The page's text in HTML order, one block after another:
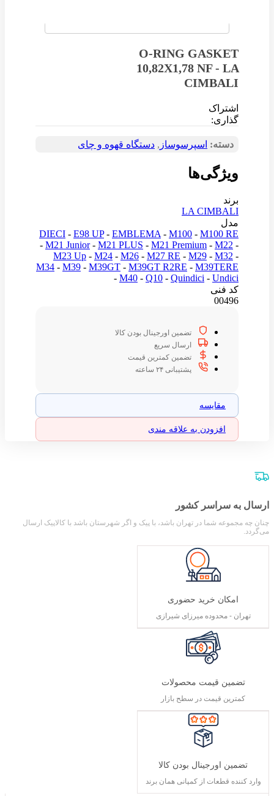
O-RING GASKET
10,82X1,78 NF - LA
CIMBALI
اشتراک
گذاری:
دسته: اسپرسوساز , دستگاه قهوه و چای
ویژگی‌ها
برند
LA CIMBALI
مدل
DIECI - E98 UP- EMBLEMA - M100 - M100 RE
- M21 Junior- M21 PLUS - M21 Premium - M22 -
M23 Up - M24 - M26 - M27 RE - M29 - M32 -
M34 - M39 - M39GT - M39GT R2RE - M39TERE
- M40 - Q10 - Quindici - Undici
کد فنی
00496
تضمین اورجینال بودن کالا
ارسال سریع
تضمین کمترین قیمت
پشتیبانی ۲۴ ساعته
مقایسه
افزودن به علاقه مندی
ارسال به سراسر کشور
چنان چه مجموعه شما در تهران باشد، با پیک و اگر شهرستان باشد با کالاپیک ارسال
می‌گردد.
امکان خرید حضوری
تهران - محدوده میرزای شیرازی
تضمین قیمت محصولات
کمترین قیمت در سطح بازار
تضمین اورجینال بودن کالا
وارد کننده قطعات از کمپانی همان برند